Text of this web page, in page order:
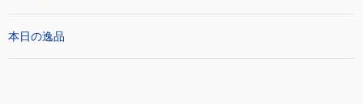
本日の逸品